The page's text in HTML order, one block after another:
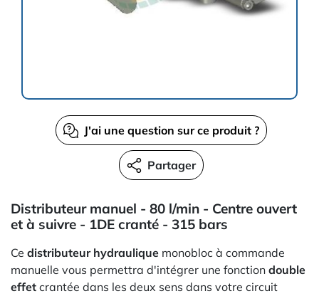
J'ai une question sur ce produit ?
Partager
Distributeur manuel - 80 l/min - Centre ouvert
et à suivre - 1DE cranté - 315 bars
Ce distributeur hydraulique monobloc à commande
manuelle vous permettra d'intégrer une fonction double
effet crantée dans les deux sens dans votre circuit